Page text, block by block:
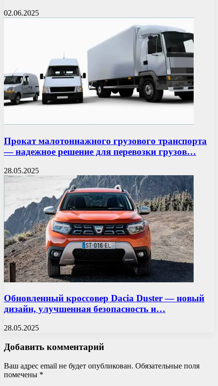
02.06.2025
Прокат малотоннажного грузового транспорта
— надежное решение для перевозки грузов…
28.05.2025
Обновленный кроссовер Dacia Duster — новый
дизайн, улучшенная безопасность и…
28.05.2025
Добавить комментарий
Ваш адрес email не будет опубликован. Обязательные поля
помечены *